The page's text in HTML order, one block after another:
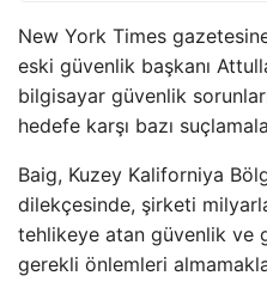
New York Times
eski güvenlik başkanı
bilgisayar güvenlik
hedefe karşı bazı
Baig, Kuzey Kaliforniya
dilekçesinde, şirketi
tehlikeye atan güvenlik ve
gerekli önlemleri